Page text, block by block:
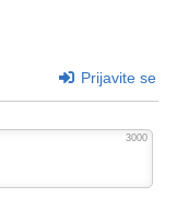
Prijavite se
3000